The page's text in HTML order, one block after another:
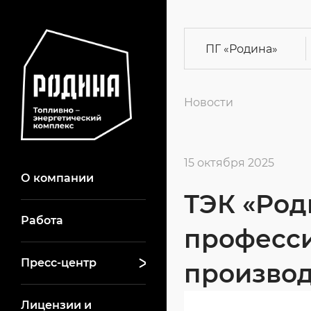
О компании
Работа
Пресс-центр
Лицензии и
ПГ «Родина»
Новости
15 октября 2025
ТЭК